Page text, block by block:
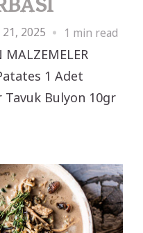
2025 1 min read
MALZEMELER
1 Adet
Tavuk Bulyon 10gr